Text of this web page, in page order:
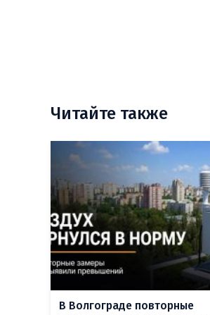
Читайте также
В Волгограде повторные